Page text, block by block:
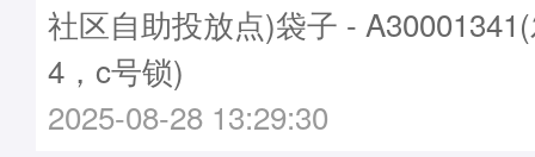
社区自助投放点)袋子 -
4，c号锁)
2025-08-28 13:29:30